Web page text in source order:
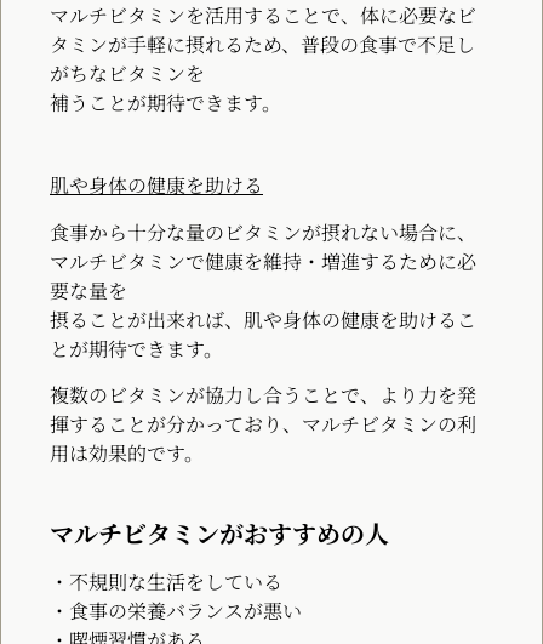
マルチビタミンを活用することで、体に必要なビ
タミンが手軽に摂れるため、普段の食事で不足し
がちなビタミンを
補うことが期待できます。
肌や身体の健康を助ける
食事から十分な量のビタミンが摂れない場合に、
マルチビタミンで健康を維持・増進するために必
要な量を
摂ることが出来れば、肌や身体の健康を助けるこ
とが期待できます。
複数のビタミンが協力し合うことで、より力を発
揮することが分かっており、マルチビタミンの利
用は効果的です。
マルチビタミンがおすすめの人
・不規則な生活をしている
・食事の栄養バランスが悪い